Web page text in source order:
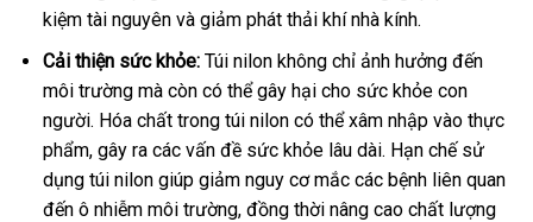
kiệm tài nguyên và giảm phát thải khí nhà kính.
Cải thiện sức khỏe:Túi nilon không chỉ ảnh hưởng đến
môi trường mà còn có thể gây hại cho sức khỏe con
người. Hóa chất trong túi nilon có thể xâm nhập vào thực
phẩm, gây ra các vấn đề sức khỏe lâu dài. Hạn chế sử
dụng túi nilon giúp giảm nguy cơ mắc các bệnh liên quan
đến ô nhiễm môi trường, đồng thời nâng cao chất lượng